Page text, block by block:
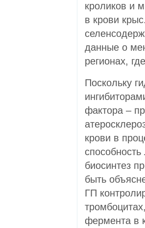
кроликов и
в крови
данные о
регионах,
Поскольку
фактора –
крови в
биосинтез
быть
ГП
фермента в